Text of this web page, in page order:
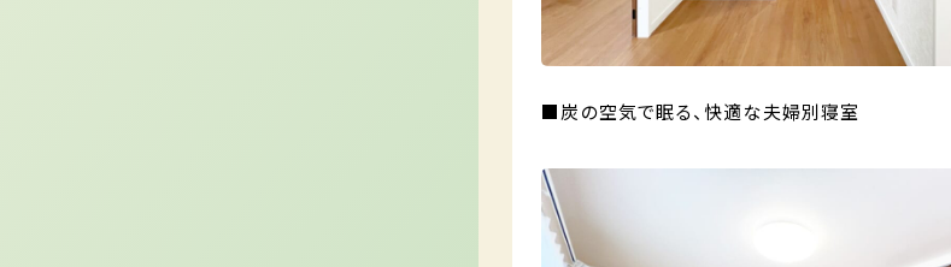
■炭の空気で眠る、快適な夫婦別寝室